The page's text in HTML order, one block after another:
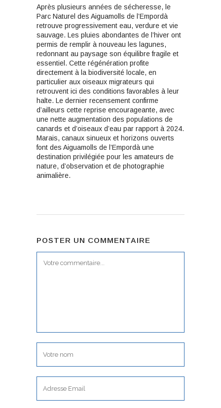
Après plusieurs années de sécheresse, le
Parc Naturel des Aiguamolls de l’Empordà
retrouve progressivement eau, verdure et vie
sauvage. Les pluies abondantes de l’hiver ont
permis de remplir à nouveau les lagunes,
redonnant au paysage son équilibre fragile et
essentiel. Cette régénération profite
directement à la biodiversité locale, en
particulier aux oiseaux migrateurs qui
retrouvent ici des conditions favorables à leur
halte. Le dernier recensement confirme
d’ailleurs cette reprise encourageante, avec
une nette augmentation des populations de
canards et d’oiseaux d’eau par rapport à 2024.
Marais, canaux sinueux et horizons ouverts
font des Aiguamolls de l’Empordà une
destination privilégiée pour les amateurs de
nature, d’observation et de photographie
animalière.
POSTER UN COMMENTAIRE